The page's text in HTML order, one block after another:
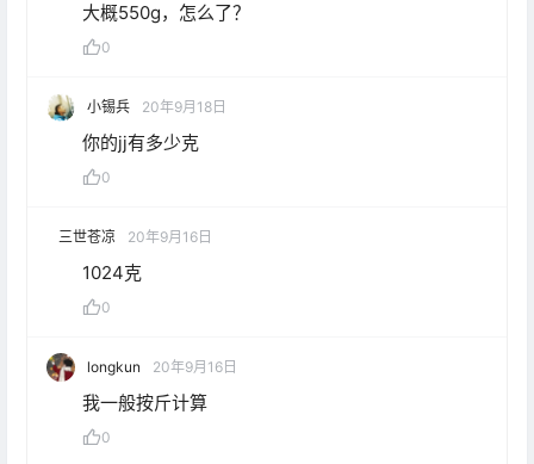
大概550g，怎么了？
0
小锡兵 20年9月18日
你的jj有多少克
0
三世苍凉 20年9月16日
1024克
0
longkun 20年9月16日
我一般按斤计算
0